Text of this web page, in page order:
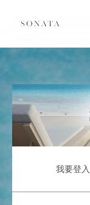
我要登入